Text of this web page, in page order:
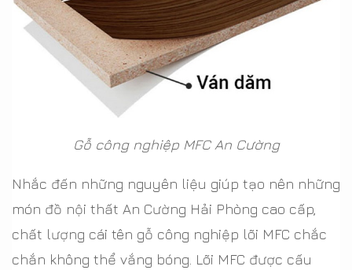
Gỗ công nghiệp MFC An Cường
Nhắc đến những nguyên liệu giúp tạo nên những
món đồ nội thất An Cường Hải Phòng cao cấp,
chất lượng cái tên gỗ công nghiệp lõi MFC chắc
chắn không thể vắng bóng. Lõi MFC được cấu